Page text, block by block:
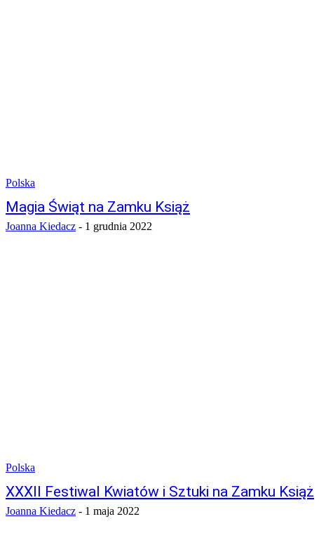
Polska
Magia Świąt na Zamku Książ
Joanna Kiedacz - 1 grudnia 2022
Polska
XXXII Festiwal Kwiatów i Sztuki na Zamku Książ
Joanna Kiedacz - 1 maja 2022